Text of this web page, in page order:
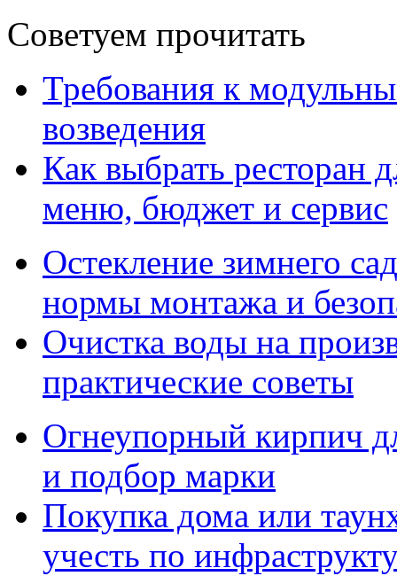
Советуем прочитать
Требования к
возведения
Как выбрать ресторан
меню, бюджет и сервис
Остекление зимнего
нормы монтажа и
Очистка воды на
практические советы
Огнеупорный кирпич
и подбор марки
Покупка дома или
учесть по